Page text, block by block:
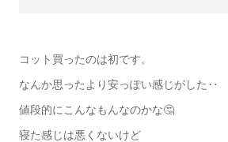
コット買ったのは初です。
なんか思ったより安っぽい感じがした‥
値段的にこんなもんなのかな🤔
寝た感じは悪くないけど